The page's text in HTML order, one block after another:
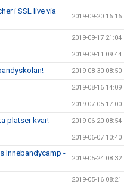
i SSL live via
2019-09-20 16:16
2019-09-17 21:04
2019-09-11 09:44
2019-08-30 08:50
2019-08-16 14:09
2019-07-05 17:00
platser kvar! 2019-06-20 08:54
2019-06-07 10:40
Innebandycamp -
2019-05-24 08:32
2019-05-16 08:21